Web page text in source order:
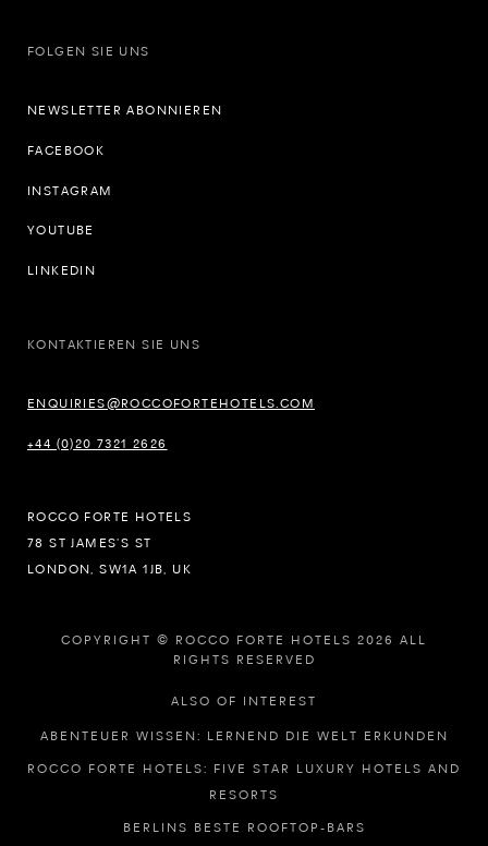
FOLGEN SIE UNS
NEWSLETTER ABONNIEREN
FACEBOOK
INSTAGRAM
YOUTUBE
LINKEDIN
KONTAKTIEREN SIE UNS
ENQUIRIES@ROCCOFORTEHOTELS.COM
+44 (0)20 7321 2626
ROCCO FORTE HOTELS
78 ST JAMES’S ST
LONDON, SW1A 1JB, UK
COPYRIGHT © ROCCO FORTE HOTELS 2026 ALL
RIGHTS RESERVED
ALSO OF INTEREST
ABENTEUER WISSEN: LERNEND DIE WELT ERKUNDEN
ROCCO FORTE HOTELS: FIVE STAR LUXURY HOTELS AND
RESORTS
BERLINS BESTE ROOFTOP-BARS